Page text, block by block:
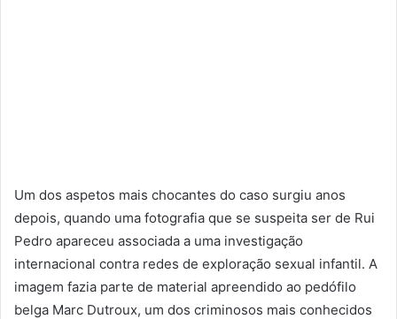
Um dos aspetos mais chocantes do caso surgiu anos
depois, quando uma fotografia que se suspeita ser de Rui
Pedro apareceu associada a uma investigação
internacional contra redes de exploração sexual infantil. A
imagem fazia parte de material apreendido ao pedófilo
belga Marc Dutroux, um dos criminosos mais conhecidos